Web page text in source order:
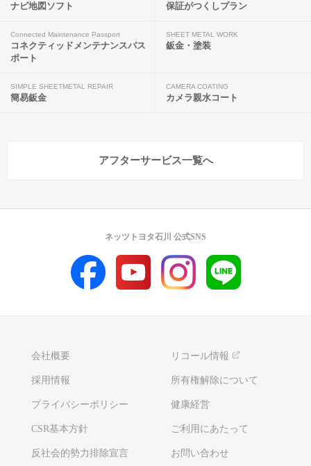
ナビ地図ソフト 保証がつくしプラン
Connected Maintenance Passport
コネクティッドメンテナンスパス
ポート
SHEET METAL WORK
鈑金・塗装
SIMPLE SHEETMETAL REPAIR
簡易鈑金
CAMERA COATING
カメラ親水コート
アフターサービス一覧へ
会社概要 リコール情報
採用情報 所有権解除について
プライバシーポリシー 健康経営
CSR基本方針 ご利用にあたって
反社会的勢力排除宣言 お問い合わせ
ネッツトヨタ石川 公式SNS